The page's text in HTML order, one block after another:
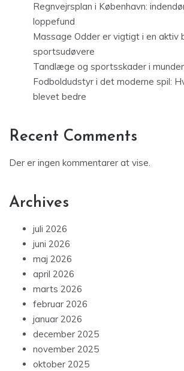
Regnvejrsplan i København:
loppefund
Massage Odder er vigtigt i en aktiv
sportsudøvere
Tandlæge og sportsskader i
Fodboldudstyr i det moderne spil:
blevet bedre
Recent Comments
Der er ingen kommentarer at vise.
Archives
juli 2026
juni 2026
maj 2026
april 2026
marts 2026
februar 2026
januar 2026
december 2025
november 2025
oktober 2025